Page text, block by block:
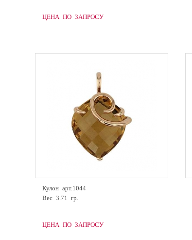
ЦЕНА ПО ЗАПРОСУ
Кулон арт.1044
Вес 3.71 гр.
ЦЕНА ПО ЗАПРОСУ